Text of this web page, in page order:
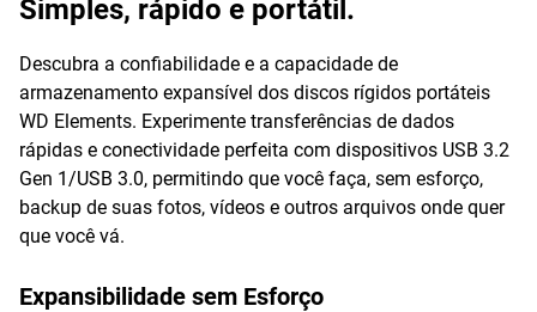
Simples, rápido e portátil.
Descubra a confiabilidade e a capacidade de
armazenamento expansível dos discos rígidos portáteis
WD Elements. Experimente transferências de dados
rápidas e conectividade perfeita com dispositivos USB 3.2
Gen 1/USB 3.0, permitindo que você faça, sem esforço,
backup de suas fotos, vídeos e outros arquivos onde quer
que você vá.
Expansibilidade sem Esforço